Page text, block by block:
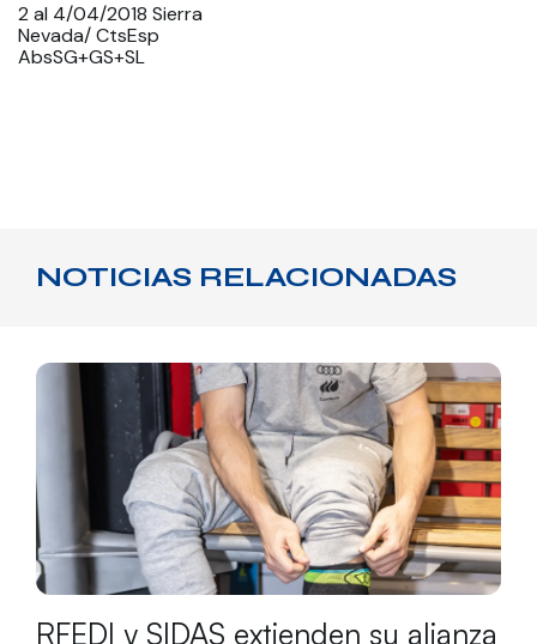
2 al 4/04/2018 Sierra
Nevada/ CtsEsp
AbsSG+GS+SL
NOTICIAS RELACIONADAS
RFEDI y SIDAS extienden su alianza